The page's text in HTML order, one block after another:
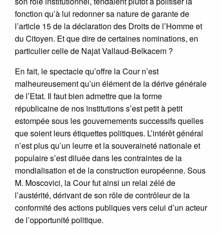
fonction qu’à lui redonner sa nature de garante de
l’article 15 de la déclaration des Droits de l’Homme et
du Citoyen. Et que dire de certaines nominations, en
particulier celle de Najat Vallaud-Belkacem ?
En fait, le spectacle qu’offre la Cour n’est
malheureusement qu’un élément de la dérive générale
de l’Etat. Il faut bien admettre que la forme
républicaine de nos institutions s’est petit à petit
estompée sous les gouvernements successifs quelles
que soient leurs étiquettes politiques. L’intérêt général
n’est plus qu’un leurre et la souveraineté nationale et
populaire s’est diluée dans les contraintes de la
mondialisation et de la construction européenne. Sous
M. Moscovici, la Cour fut ainsi un relai zélé de
l’austérité, dérivant de son rôle de contrôleur de la
conformité des actions publiques vers celui d’un acteur
de l’opportunité politique.